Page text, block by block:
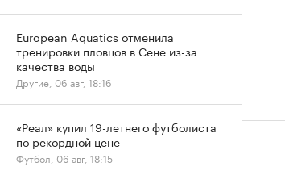
European Aquatics отменила
тренировки пловцов в Сене из-за
качества воды
Другие, 06 авг, 18:16
«Реал» купил 19-летнего футболиста
по рекордной цене
Футбол, 06 авг, 18:15